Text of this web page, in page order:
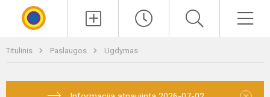
Titulinis Paslaugos Ugdymas